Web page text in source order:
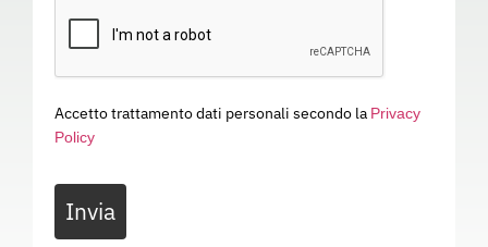
GINOCCHIERA GEL
PN90713 Categoria
Accetto trattamento dati personali secondo la Privacy
Policy
Invia